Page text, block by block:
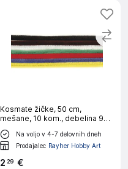
Kosmate žičke, 50 cm,
mešane, 10 kom., debelina 9
mm
Na voljo v 4-7 delovnih dneh
Prodajalec Rayher Hobby Art
2 29 €